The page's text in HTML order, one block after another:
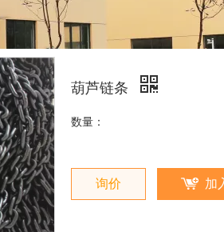
葫芦链条
数量：
询价 加